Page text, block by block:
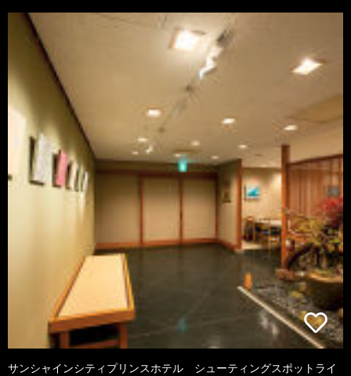
サンシャインシティプリンスホテル シューティングスポットライ